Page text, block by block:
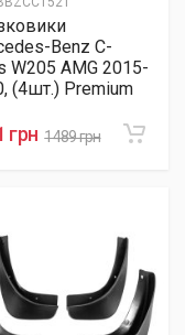
Benz C-
W205 AMG 2015-
(4шт.) Premium
грн 1489 грн